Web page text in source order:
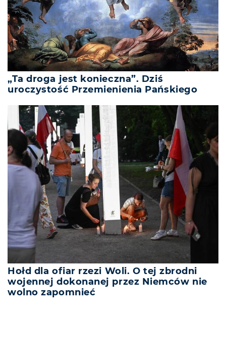
„Ta droga jest konieczna”. Dziś
uroczystość Przemienienia Pańskiego
Hołd dla ofiar rzezi Woli. O tej zbrodni
wojennej dokonanej przez Niemców nie
wolno zapomnieć